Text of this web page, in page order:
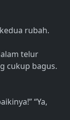
rubah.
telur
cukup bagus.
“Ya,